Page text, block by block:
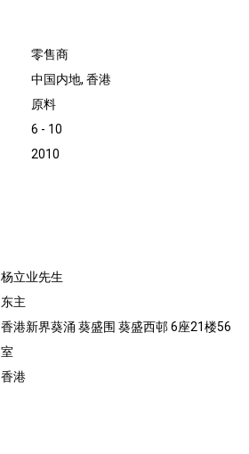
零售商
中国内地, 香港
原料
6 - 10
2010
杨立业先生
东主
香港新界葵涌 葵盛围 葵盛西邨 6座21楼56
室
香港